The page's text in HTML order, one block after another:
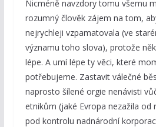
Nicméně navzdory tomu všemu
rozumný člověk zájem na tom,
nejrychleji vzpamatovala (ve
významu toho slova), protože
lépe. A umí lépe ty věci, které
potřebujeme. Zastavit válečné
naprosto šílené orgie nenávisti
etnikům (jaké Evropa nezažila od
pod kontrolu nadnárodní